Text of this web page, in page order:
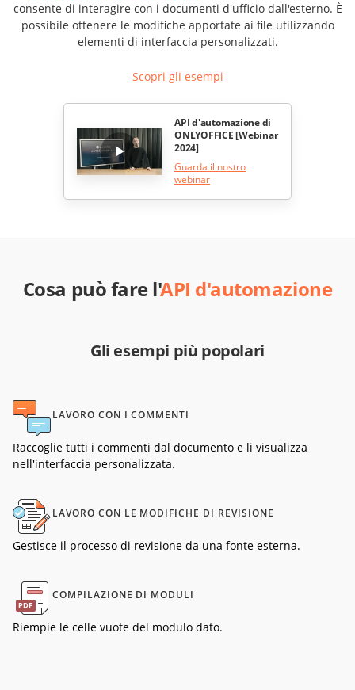
consente di interagire con i documenti d'ufficio dall'esterno. È
possibile ottenere le modifiche apportate ai file utilizzando
elementi di interfaccia personalizzati.
Scopri gli esempi
API d'automazione di
ONLYOFFICE [Webinar
2024]
Guarda il nostro
webinar
Cosa può fare l'API d'automazione
Gli esempi più popolari
LAVORO CON I COMMENTI
Raccoglie tutti i commenti dal documento e li visualizza
nell'interfaccia personalizzata.
LAVORO CON LE MODIFICHE DI REVISIONE
Gestisce il processo di revisione da una fonte esterna.
COMPILAZIONE DI MODULI
Riempie le celle vuote del modulo dato.